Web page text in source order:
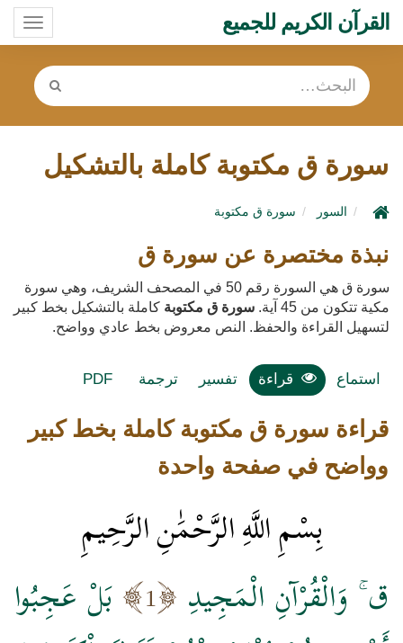
القرآن الكريم للجميع
سورة ق مكتوبة كاملة بالتشكيل
السور سورة ق مكتوبة
نبذة مختصرة عن سورة ق
سورة ق هي السورة رقم 50 في المصحف الشريف، وهي سورة
مكية تتكون من 45 آية.
سورة ق مكتوبة كاملة بالتشكيل بخط كبير
لتسهيل القراءة والحفظ. النص معروض بخط عادي وواضح.
استماع قراءة تفسير ترجمة PDF
قراءة سورة ق مكتوبة كاملة بخط كبير
وواضح في صفحة واحدة
بِسْمِ اللَّهِ الرَّحْمَٰنِ الرَّحِيمِ
ق ۚ وَالْقُرْآنِ الْمَجِيدِ 1
بَلْ عَجِبُوا